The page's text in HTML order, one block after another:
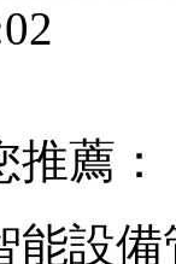
薦：
能設